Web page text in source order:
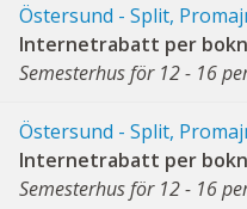
Östersund - Split,
Internetrabatt per
Semesterhus för 12 - 16
Östersund - Split,
Internetrabatt per
Semesterhus för 12 - 16